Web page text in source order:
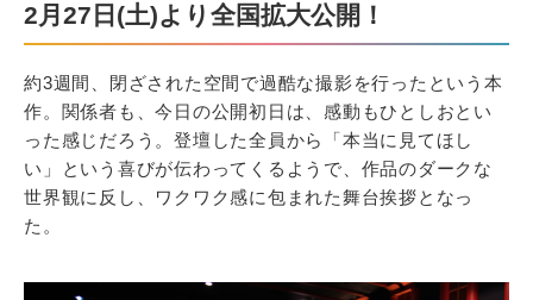
2月27日(土)より全国拡大公開！
約3週間、閉ざされた空間で過酷な撮影を行ったという本
作。関係者も、今日の公開初日は、感動もひとしおとい
った感じだろう。登壇した全員から「本当に見てほし
い」という喜びが伝わってくるようで、作品のダークな
世界観に反し、ワクワク感に包まれた舞台挨拶となっ
た。